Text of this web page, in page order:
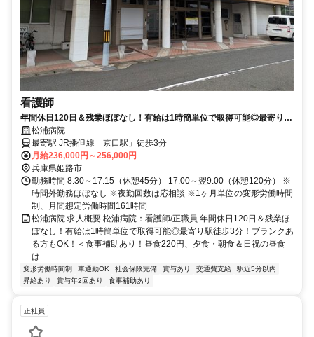
看護師
年間休日120日＆残業ほぼなし！有給は1時簡単位で取得可能◎最寄り駅
徒歩3分！ブランクある方もOK！＜食事補助あり！昼食220円、夕食・
朝食＆日祝の昼食は無料＞【姫路市・京口駅・病院・看護師・正職員】
松浦病院
最寄駅 JR播但線「京口駅」徒歩3分
月給236,000円～256,000円
兵庫県姫路市
勤務時間 8:30～17:15（休憩45分） 17:00～翌9:00（休憩120分） ※
時間外勤務ほぼなし ※夜勤回数は応相談 ※1ヶ月単位の変形労働時間
制、月間想定労働時間161時間
松浦病院 求人概要 松浦病院：看護師/正職員 年間休日120日＆残業ほ
ぼなし！有給は1時簡単位で取得可能◎最寄り駅徒歩3分！ブランクあ
る方もOK！＜食事補助あり！昼食220円、夕食・朝食＆日祝の昼食
は...
変形労働時間制 車通勤OK 社会保険完備 賞与あり 交通費支給
駅近5分以内
昇給あり
賞与年2回あり 食事補助あり
正社員